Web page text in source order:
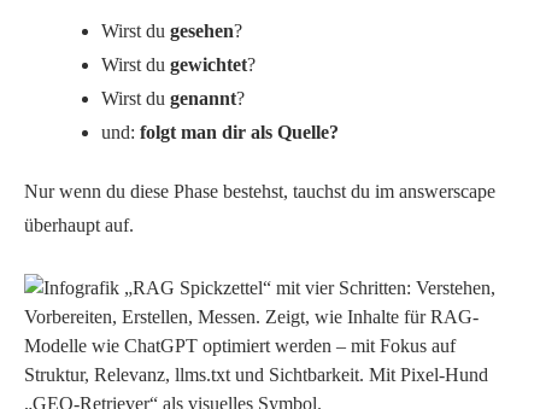
Wirst du gesehen?
Wirst du gewichtet?
Wirst du genannt?
und: folgt man dir als Quelle?
Nur wenn du diese Phase bestehst, tauchst du im answerscape
überhaupt auf.